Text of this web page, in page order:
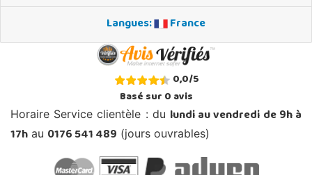
Langues:
France
0,0/5
Basé sur0avis
Horaire Service clientèle : du lundi au vendredi de 9h à
17h au 0176 541 489 (jours ouvrables)